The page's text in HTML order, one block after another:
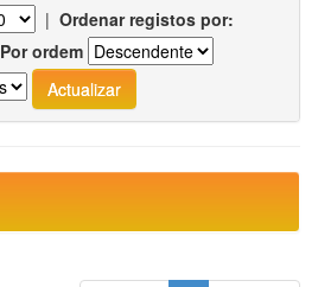
| Ordenar registos por:
Por ordem